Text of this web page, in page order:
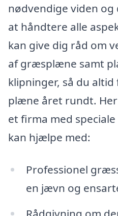
nødvendige viden
at håndtere alle
kan give dig råd om
af græsplæne samt
klipninger, så du
plæne året rundt.
et firma med
kan hjælpe med:
Professionel
en jævn og